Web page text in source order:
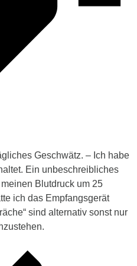
Geschwätz. – Ich habe
Ein unbeschreibliches
Blutdruck um 25
ich das Empfangsgerät
sind alternativ sonst nur